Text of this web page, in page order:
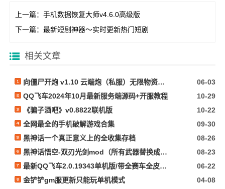
上一篇： 手机数据恢复大师v4.6.0高级版
下一篇： 最新短剧神器～实时更新热门短剧
相关文章
向僵尸开炮 v1.10 云端炮（私服）无限物资内置作弊
06-03
QQ飞车2024年10月最新服务端源码+开服教程
10-29
《骗子酒吧》v0.8822联机版
10-22
全网最全的手机破解游戏合集
09-30
黑神话一个真正意义上的全收集存档
08-26
黑神话悟空-双刃光剑mod（所有武器替换成光剑）
08-23
最新QQ飞车2.0.19343单机版/带全赛车全皮肤+GM指令+所有功能完好无损/看必看文本
06-22
金铲铲gm服更新只能玩单机模式
04-08